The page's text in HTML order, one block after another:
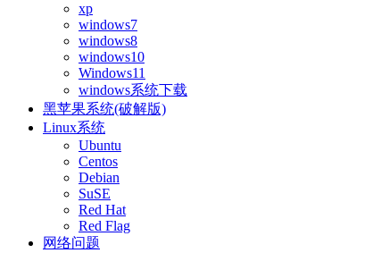
xp
windows7
windows8
windows10
Windows11
windows系统下载
黑苹果系统(破解版)
Linux系统
Ubuntu
Centos
Debian
SuSE
Red Hat
Red Flag
网络问题